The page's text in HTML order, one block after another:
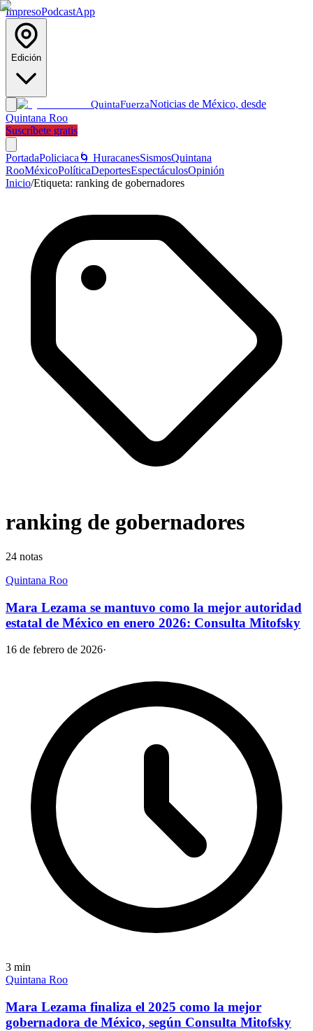
ImpresoPodcastApp
Edición
QuintaFuerzaNoticias de México, desde
Quintana Roo
Suscríbete gratis
PortadaPoliciaca 🌀 HuracanesSismosQuintana
RooMéxicoPolíticaDeportesEspectáculosOpinión
Inicio/Etiqueta: ranking de gobernadores
ranking de gobernadores
24 notas
Quintana Roo
Mara Lezama se mantuvo como la mejor autoridad
estatal de México en enero 2026: Consulta Mitofsky
16 de febrero de 2026·
3 min
Quintana Roo
Mara Lezama finaliza el 2025 como la mejor
gobernadora de México, según Consulta Mitofsky